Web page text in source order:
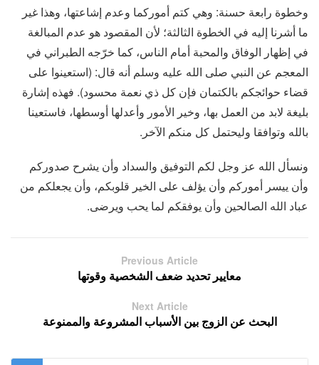
وخطوة رابعة حسنة: وهي كتم أموركما وعدم إشاعتها، وهذا غير
ما أشرنا إليه في الخطوة الثالثة؛ لأن المقصود هو عدم المبالغة
في إظهار الوفاق والمحبة أمام الناس، كما خرّجه الطبراني في
المعجم عن النبي صلى الله عليه وسلم أنه قال: (استعينوا على
قضاء حوائجكم بالكتمان فإن كل ذي نعمة محسود). فهذه إشارة
بليغة لابد من العمل بها، وخير الأمور وأعدلها أوسطها، فاستعينا
بالله وتوافقا وليحتمل كل منكم الآخر.
ونسأل الله عز وجل لكم التوفيق والسداد وأن يشرح صدوركم
وأن ييسر أموركم وأن يؤلف على الخير قلوبكم، وأن يجعلكم من
عباد الله الصالحين وأن يوفقكم لما يحب ويرضى.
Previous Article
معايير تحديد ضعف الشخصية وقوتها
Next Article
البحث عن الزوج بين الأسباب المشروعة والممنوعة